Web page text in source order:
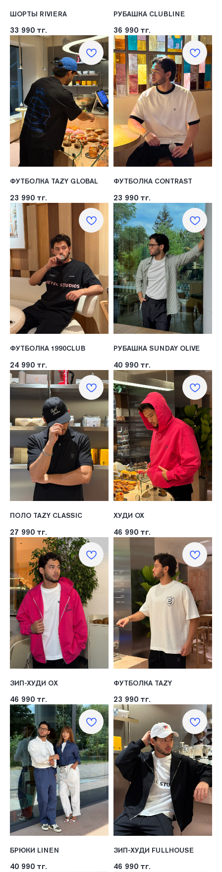
ШОРТЫ RIVIERA
33 990 тг.
РУБАШКА CLUBLINE
36 990 тг.
ФУТБОЛКА TAZY GLOBAL
23 990 тг.
ФУТБОЛКА CONTRAST
23 990 тг.
ФУТБОЛКА 1990CLUB
24 990 тг.
РУБАШКА SUNDAY OLIVE
40 990 тг.
ПОЛО TAZY CLASSIC
27 990 тг.
ХУДИ OX
46 990 тг.
ЗИП-ХУДИ ОХ
46 990 тг.
ФУТБОЛКА TAZY
23 990 тг.
БРЮКИ LINEN
40 990 тг.
ЗИП-ХУДИ FULLHOUSE
46 990 тг.